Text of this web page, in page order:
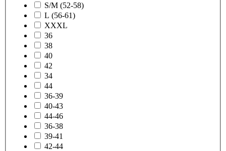
S/M (52-58)
L (56-61)
XXXL
36
38
40
42
34
44
36-39
40-43
44-46
36-38
39-41
42-44